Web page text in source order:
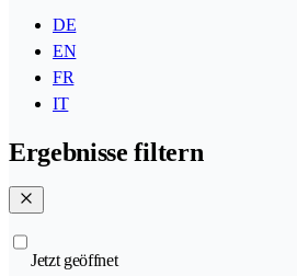
DE
EN
FR
IT
Ergebnisse filtern
Jetzt geöffnet